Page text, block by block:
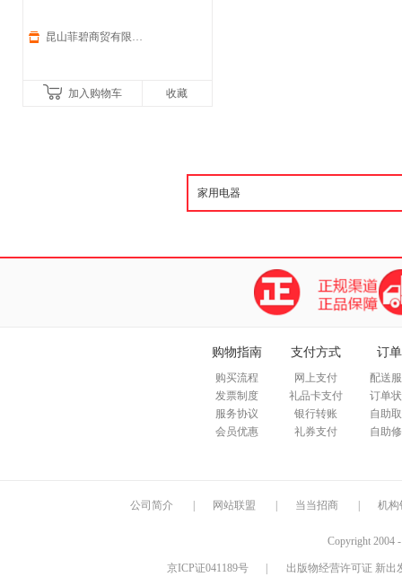
昆山菲碧商贸有限公司
加入购物车 收藏
购物指南
购买流程
发票制度
服务协议
会员优惠
支付方式
网上支付
礼品卡支付
银行转账
礼券支付
订
配送
订单
自助
自助
公司简介 网站联盟 当当招商 机构
Copyright 2004
京ICP证041189号 出版物经营许可证 新出